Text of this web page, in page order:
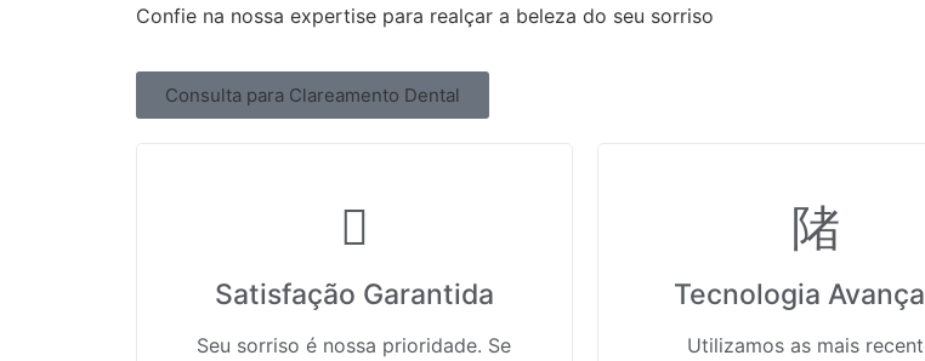
Confie na nossa expertise para realçar a beleza do seu sorriso
Consulta para Clareamento Dental
Satisfação Garantida
Seu sorriso é nossa prioridade. Se
Tecnologia
Utilizamos as mais